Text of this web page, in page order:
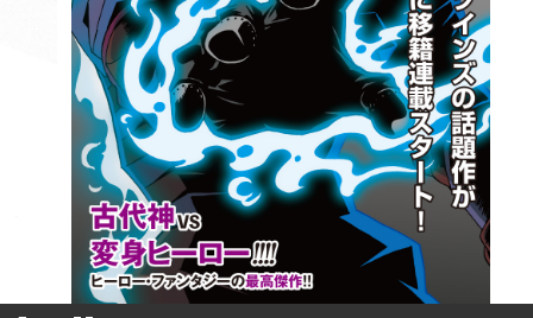
詳細ページへのリンク